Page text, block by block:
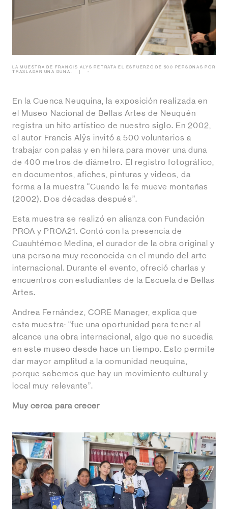
LA MUESTRA DE FRANCIS ALŸS RETRATA EL ESFUERZO DE 500 PERSONAS POR
TRASLADAR UNA DUNA.
-
En la Cuenca Neuquina, la exposición realizada en
el Museo Nacional de Bellas Artes de Neuquén
registra un hito artístico de nuestro siglo. En 2002,
el autor Francis Alÿs invitó a 500 voluntarios a
trabajar con palas y en hilera para mover una duna
de 400 metros de diámetro. El registro fotográfico,
en documentos, afiches, pinturas y videos, da
forma a la muestra “Cuando la fe mueve montañas
(2002). Dos décadas después”.
Esta muestra se realizó en alianza con Fundación
PROA y PROA21. Contó con la presencia de
Cuauhtémoc Medina, el curador de la obra original y
una persona muy reconocida en el mundo del arte
internacional. Durante el evento, ofreció charlas y
encuentros con estudiantes de la Escuela de Bellas
Artes.
Andrea Fernández, CORE Manager, explica que
esta muestra: “fue una oportunidad para tener al
alcance una obra internacional, algo que no sucedía
en este museo desde hace un tiempo. Esto permite
dar mayor amplitud a la comunidad neuquina,
porque sabemos que hay un movimiento cultural y
local muy relevante”.
Muy cerca para crecer